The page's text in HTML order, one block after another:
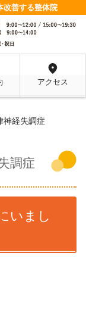
改善する整体院
location_on
アクセス
神経失調症
調症
いまし